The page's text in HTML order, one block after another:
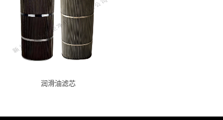
润滑油滤芯